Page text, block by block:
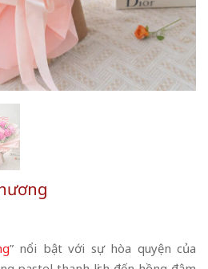
” nổi bật với sự hòa quyện của